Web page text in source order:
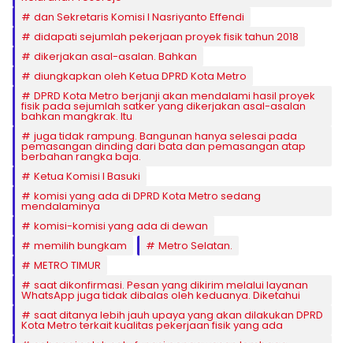
dan Sekretaris Komisi I Nasriyanto Effendi
didapati sejumlah pekerjaan proyek fisik tahun 2018
dikerjakan asal-asalan. Bahkan
diungkapkan oleh Ketua DPRD Kota Metro
DPRD Kota Metro berjanji akan mendalami hasil proyek
fisik pada sejumlah satker yang dikerjakan asal-asalan
bahkan mangkrak. Itu
juga tidak rampung. Bangunan hanya selesai pada
pemasangan dinding dari bata dan pemasangan atap
berbahan rangka baja.
Ketua Komisi I Basuki
komisi yang ada di DPRD Kota Metro sedang
mendalaminya
komisi-komisi yang ada di dewan
memilih bungkam
Metro Selatan.
METRO TIMUR
saat dikonfirmasi. Pesan yang dikirim melalui layanan
WhatsApp juga tidak dibalas oleh keduanya. Diketahui
saat ditanya lebih jauh upaya yang akan dilakukan DPRD
Kota Metro terkait kualitas pekerjaan fisik yang ada